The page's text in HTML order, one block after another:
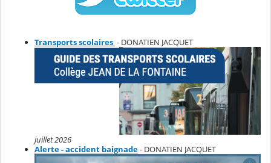
Transports scolaires - DONATIEN JACQUET
juillet 2026
Alerte - accident baignade- DONATIEN JACQUET